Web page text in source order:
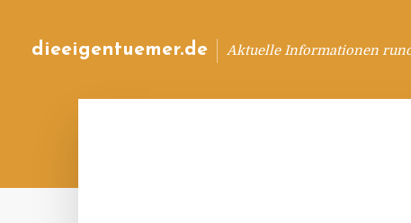
dieeigentuemer.de Aktuelle Informationen